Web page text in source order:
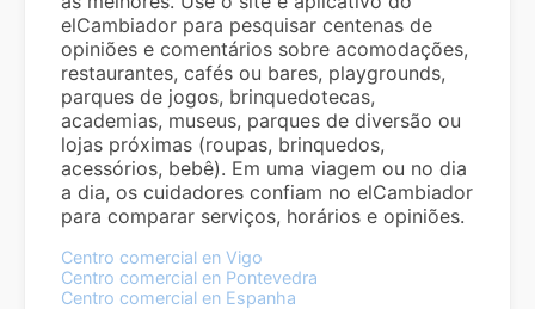
elCambiador para pesquisar centenas de
opiniões e comentários sobre acomodações,
restaurantes, cafés ou bares, playgrounds,
parques de jogos, brinquedotecas,
academias, museus, parques de diversão ou
lojas próximas (roupas, brinquedos,
acessórios, bebê). Em uma viagem ou no dia
a dia, os cuidadores confiam no elCambiador
para comparar serviços, horários e opiniões.
Centro comercial en Vigo
Centro comercial en Pontevedra
Centro comercial en Espanha